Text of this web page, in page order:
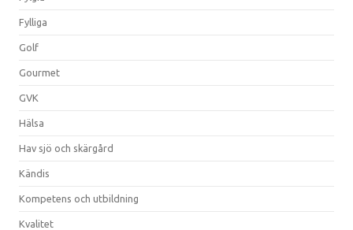
Fylliga
Golf
Gourmet
GVK
Hälsa
Hav sjö och skärgård
Kändis
Kompetens och utbildning
Kvalitet